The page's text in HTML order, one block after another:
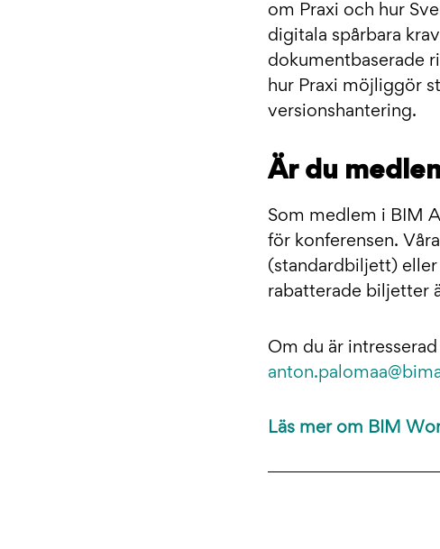
om Praxi och hur
digitala spårbara
dokumentbaserade
hur Praxi möjliggör
versionshantering.
Är du
Som medlem i BIM
för konferensen.
(standardbiljett)
rabatterade biljetter
Om du är
Läs mer om BIM